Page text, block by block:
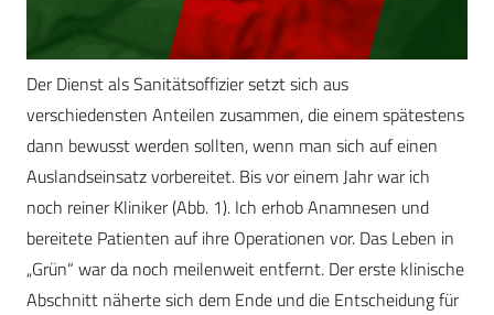
Der Dienst als Sanitätsoffizier setzt sich aus
verschiedensten Anteilen zusammen, die einem spätestens
dann bewusst werden sollten, wenn man sich auf einen
Auslandseinsatz vorbereitet. Bis vor einem Jahr war ich
noch reiner Kliniker (Abb. 1). Ich erhob Anamnesen und
bereitete Patienten auf ihre Operationen vor. Das Leben in
„Grün“ war da noch meilenweit entfernt. Der erste klinische
Abschnitt näherte sich dem Ende und die Entscheidung für